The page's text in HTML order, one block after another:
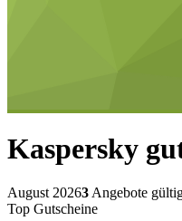
Kaspersky
August 20263Angebote
Top Gutscheine